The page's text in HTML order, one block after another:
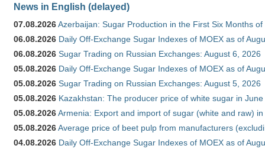
News in English (delayed)
07.08.2026Azerbaijan: Sugar Production in the First Six Months of
06.08.2026 Daily Off-Exchange Sugar Indexes of MOEX as of
06.08.2026 Sugar Trading on Russian Exchanges: August 6, 2026
05.08.2026 Daily Off-Exchange Sugar Indexes of MOEX as of
05.08.2026 Sugar Trading on Russian Exchanges: August 5, 2026
05.08.2026 Kazakhstan: The producer price of white sugar in
05.08.2026Armenia: Export and import of sugar (white and raw)
05.08.2026Average price of beet pulp from manufacturers
04.08.2026 Daily Off-Exchange Sugar Indexes of MOEX as of